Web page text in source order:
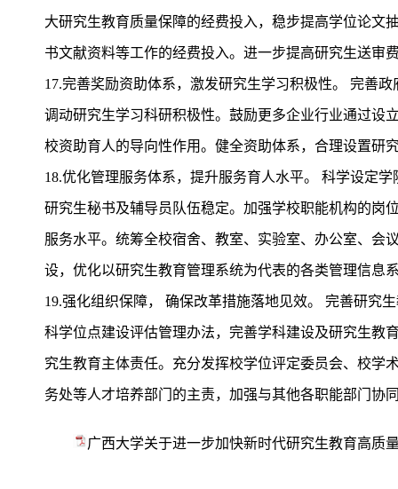
大研究生教育质量保障的经费投入，稳步提高学位论文
书文献资料等工作的经费投入。进一步提高研究生送审
17.完善奖励资助体系，激发研究生学习积极性。 完善
调动研究生学习科研积极性。鼓励更多企业行业通过设
校资助育人的导向性作用。健全资助体系，合理设置研
18.优化管理服务体系，提升服务育人水平。 科学设定
研究生秘书及辅导员队伍稳定。加强学校职能机构的岗
服务水平。统筹全校宿舍、教室、实验室、办公室、会
设，优化以研究生教育管理系统为代表的各类管理信息
19.强化组织保障， 确保改革措施落地见效。 完善研究
科学位点建设评估管理办法，完善学科建设及研究生教
究生教育主体责任。充分发挥校学位评定委员会、校学
务处等人才培养部门的主责，加强与其他各职能部门协
广西大学关于进一步加快新时代研究生教育高质